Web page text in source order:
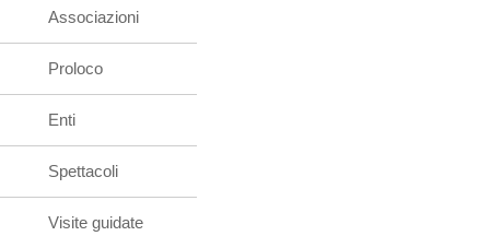
Associazioni
Proloco
Enti
Spettacoli
Visite guidate